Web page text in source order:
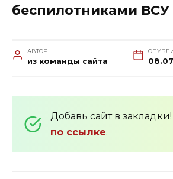
беспилотниками ВСУ
АВТОР
из команды сайта
Добавь сайт в
по ссылке.